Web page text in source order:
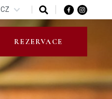
CZ
REZERVACE